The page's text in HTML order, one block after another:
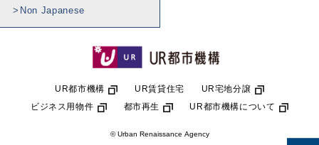
Non Japanese
UR都市機構 UR賃貸住宅
UR宅地分譲
ビジネス用物件
都市再生 UR都市機構について
© Urban Renaissance Agency